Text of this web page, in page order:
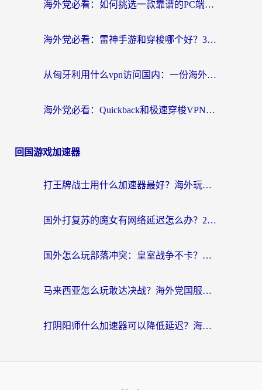
海外党必看：如何挑选一款靠谱的PC端VPN，让回国冲浪不再卡顿
海外党必看：雷神手游和穿梭哪个好？3步教你选对回国加速器（附实测对比）
从匈牙利用什么vpn访问国内：一份海外游子的网络归乡指南
海外党必看：Quickback和极速穿梭VPN好用吗？3步选对回国加速器实现无缝刷国内资源
回国游戏加速器
打王牌战士用什么加速器最好？海外玩家的终极选择指南
国外打复苏的魔女有网络延迟怎么办？2026海外玩家国服游戏加速全攻略
国外怎么玩部落冲突：皇室战争不卡？海外玩家畅玩国服游戏终极指南
马来西亚怎么玩敢达决战？海外党国服游戏加速避坑指南（附实测推荐）
打阴阳师什么加速器可以降低延迟？海外玩家的真实困境与破局